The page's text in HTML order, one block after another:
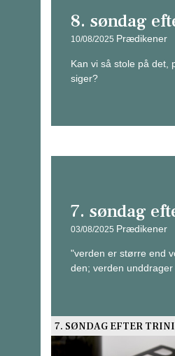
8. søndag
10/08/2025 Prædikener
Kan vi så stole på det,
siger?
7. søndag
03/08/2025 Prædikener
"verden er større end
den; verden
7. SØNDAG EFTER